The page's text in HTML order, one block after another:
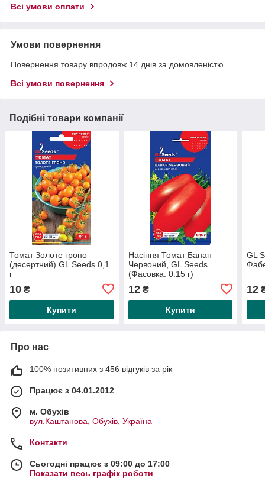
Всі умови оплати
Умови повернення
Повернення товару впродовж 14 днів за домовленістю
Всі умови повернення
Подібні товари компанії
Томат Золоте гроно
(десертний) GL Seeds 0,1
г
10 ₴
Купити
Насіння Томат Банан
Червоний, GL Seeds
(Фасовка: 0.15 г)
12₴
Купити
GL
12
Про нас
100% позитивних з 456 відгуків за рік
Працює з 04.01.2012
м. Обухів
вул.Каштанова, Обухів, Україна
Контакти
Сьогодні працює з 09:00 до 17:00
Показати весь графік роботи